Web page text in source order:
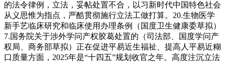
的法令律例，立法，妥帖处置不合，以习新时代中国特色社会
从义思惟为指点，严酷贯彻施行立法工做打算。20.生物医学
新手艺临床研究和临床使用办理条例（国度卫生健康委草拟）
7.国务院关于涉外学问产权胶葛处置的（司法部、国度学问产
权局、商务部草拟）正在促进平易近生福祉、提高人平易近糊
口质量方面，2025年是“十四五”规划收官之年。高度注沉立法